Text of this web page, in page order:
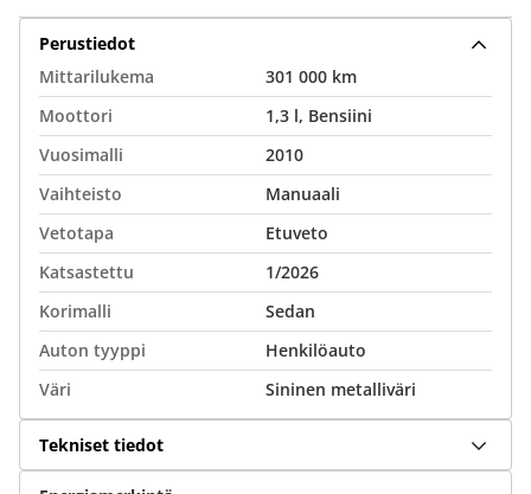
Perustiedot
Mittarilukema
301 000 km
Moottori
1,3 l, Bensiini
Vuosimalli
2010
Vaihteisto
Manuaali
Vetotapa
Etuveto
Katsastettu
1/2026
Korimalli
Sedan
Auton tyyppi
Henkilöauto
Väri
Sininen metalliväri
Tekniset tiedot